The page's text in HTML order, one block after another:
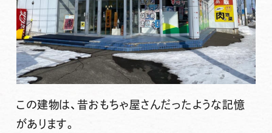
この建物は、昔おもちゃ屋さんだったような記憶
があります。